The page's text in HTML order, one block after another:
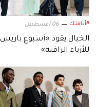
#أناقتك 06 أغسطس
الخيال يقود «أسبوع باريس
للأزياء الراقية»